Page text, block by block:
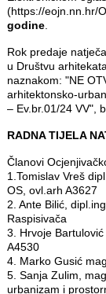
(https://eojn.nn.hr/
godine.
Rok predaje
u Društvu
naznakom: "NE
arhitektonsko-
– Ev.br.01/24 VV",
RADNA TIJELA
Članovi
1.Tomislav Vreš
OS, ovl.arh A3627
2. Ante Bilić,
Raspisivača
3. Hrvoje
A4530
4. Marko Gusić
5. Sanja Zulim,
urbanizam i